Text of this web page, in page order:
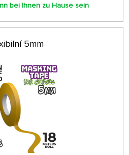
bei Ihnen zu Hause sein
5mm